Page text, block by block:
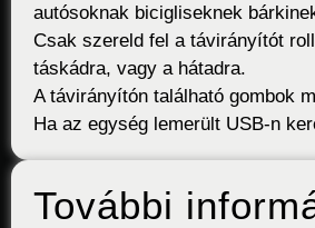
autósoknak bicigliseknek
Csak szereld fel a távirányítót
táskádra, vagy a hátadra.
A távirányítón található gombok
Ha az egység lemerült USB-n
További